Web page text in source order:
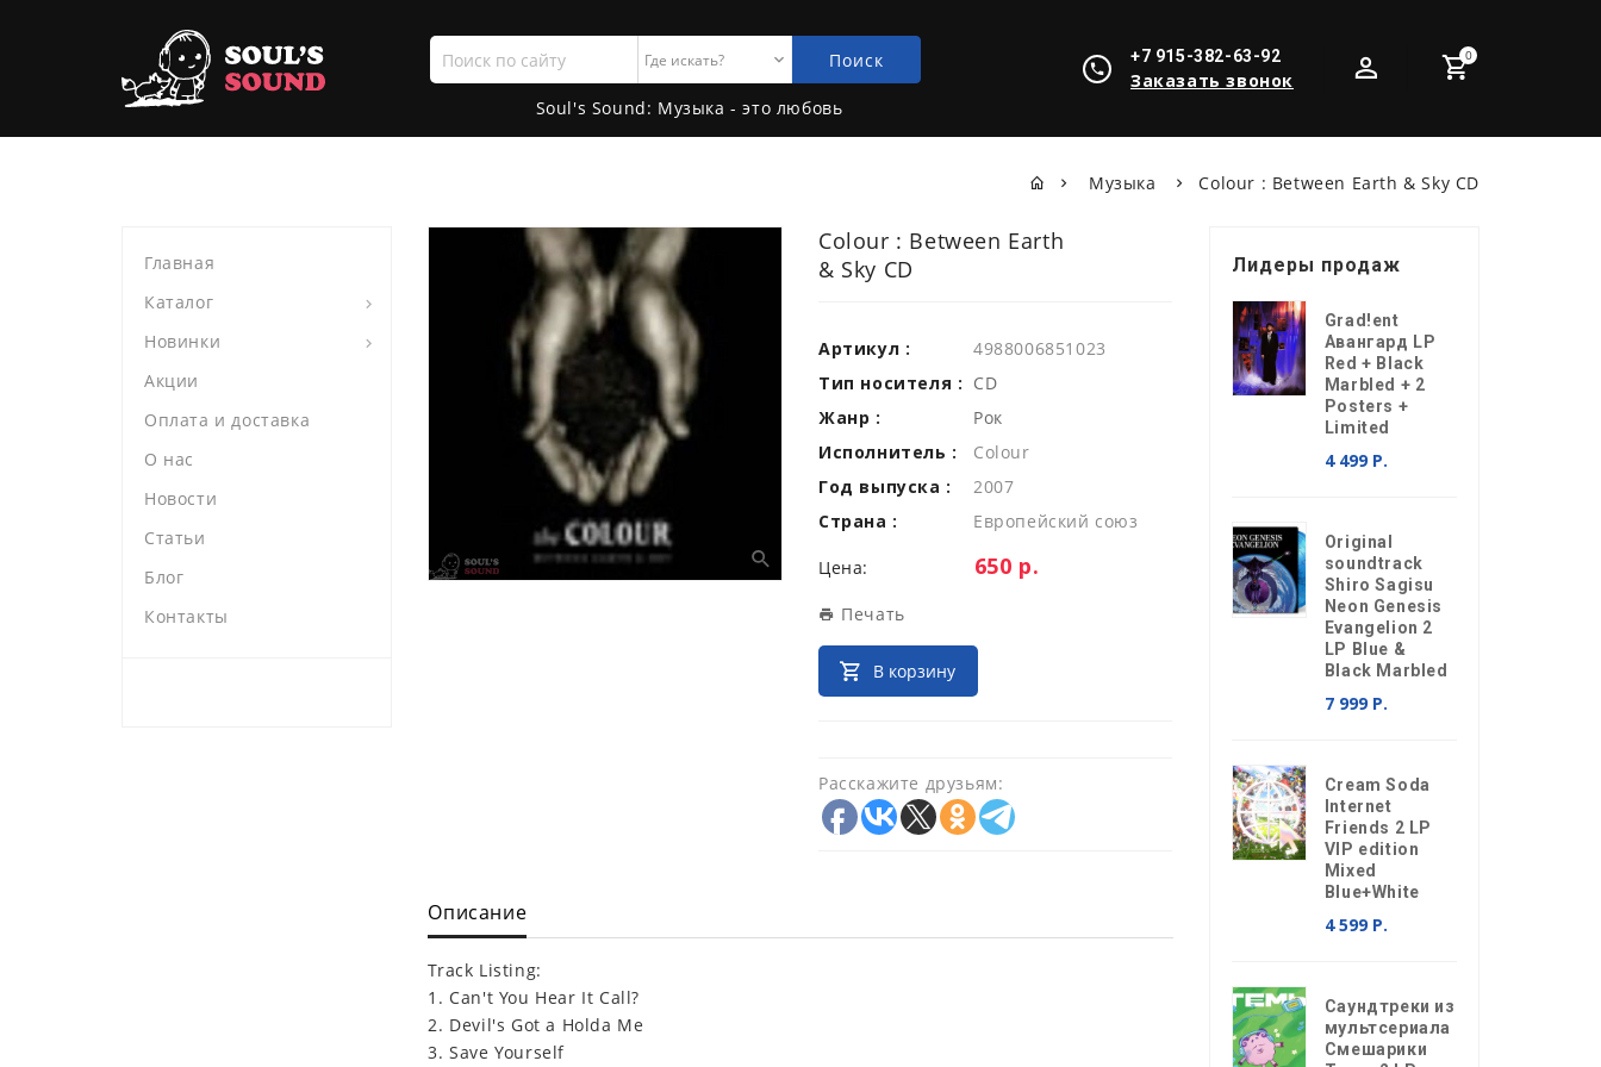
0
+7 915-382-63-92
Заказать звонок
Поиск
по
сайту
Поиск
Soul's Sound: Музыка - это любовь
Музыка Colour : Between Earth & Sky CD
Главная
Каталог
Новинки
Акции
Оплата и доставка
О нас
Новости
Статьи
Блог
Контакты
Colour : Between Earth
& Sky CD
Артикул :
4988006851023
Тип носителя : CD
Жанр :
Рок
Исполнитель :
Colour
Год выпуска :
2007
Страна :
Европейский союз
Цена: Цена:
650 р.
Печать
В корзину
Расскажите друзьям:
Описание
Track Listing:
1. Can't You Hear It Call?
2. Devil's Got a Holda Me
3. Save Yourself
Лидеры продаж
Grad!ent
Авангард LP
Red + Black
Marbled + 2
Posters +
Limited
4 499 Р.
Original
soundtrack
Shiro Sagisu
Neon Genesis
Evangelion 2
LP Blue &
Black Marbled
7 999 Р.
Cream Soda
Internet
Friends 2 LP
VIP edition
Mixed
Blue+White
4 599 Р.
Саундтреки из
мультсериала
Смешарики